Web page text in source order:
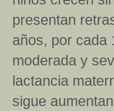
presentan
años, por cada
moderada y
lactancia
sigue